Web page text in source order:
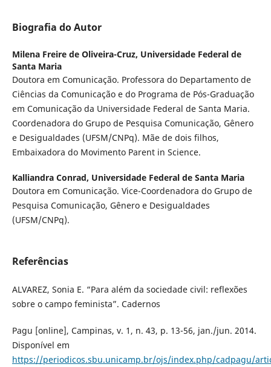
Biografia do Autor
Milena Freire de Oliveira-Cruz, Universidade Federal de
Santa Maria
Doutora em Comunicação. Professora do Departamento de
Ciências da Comunicação e do Programa de Pós-Graduação
em Comunicação da Universidade Federal de Santa Maria.
Coordenadora do Grupo de Pesquisa Comunicação, Gênero
e Desigualdades (UFSM/CNPq). Mãe de dois filhos,
Embaixadora do Movimento Parent in Science.
Kalliandra Conrad, Universidade Federal de Santa Maria
Doutora em Comunicação. Vice-Coordenadora do Grupo de
Pesquisa Comunicação, Gênero e Desigualdades
(UFSM/CNPq).
Referências
ALVAREZ, Sonia E. “Para além da sociedade civil: reflexões
sobre o campo feminista”. Cadernos
Pagu [online], Campinas, v. 1, n. 43, p. 13-56, jan./jun. 2014.
Disponível em
https://periodicos.sbu.unicamp.br/ojs/index.php/cadpagu/